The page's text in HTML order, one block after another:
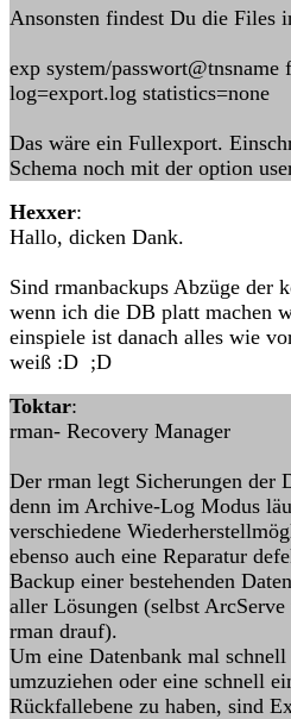
Ansonsten findest Du die
exp system/
log=export.log statistics=none
Das wäre ein Fullexport.
Schema noch mit der option
Hexxer:
Hallo, dicken Dank.
Sind rmanbackups Abzüge der
wenn ich die DB platt machen
einspiele ist danach alles wie
weiß :D ;D
Toktar:
rman- Recovery Manager
Der rman legt Sicherungen der
denn im Archive-Log Modus
verschiedene
ebenso auch eine Reparatur
Backup einer bestehenden
aller Lösungen (selbst
rman drauf).
Um eine Datenbank mal
umzuziehen oder eine schnell
Rückfallebene zu haben, sind